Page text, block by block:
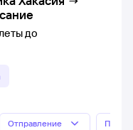
до
Отправление